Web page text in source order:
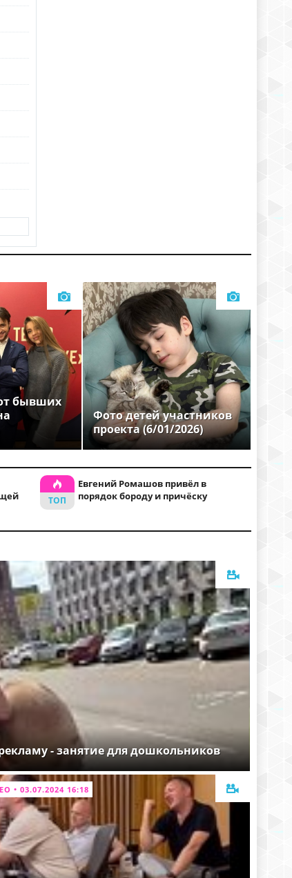
бывших
Фото детей участников
проекта (6/01/2026)
Евгений Ромашов привёл в
порядок бороду и причёску
- занятие для дошкольников
• 03.07.2024 16:18